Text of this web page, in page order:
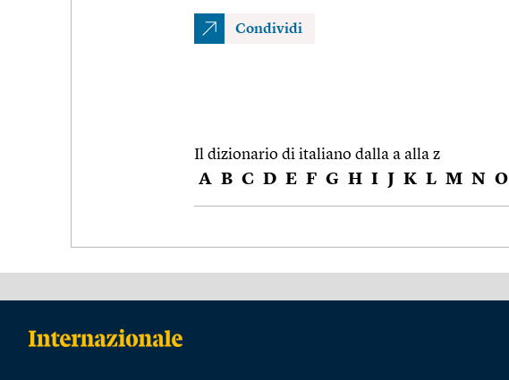
Condividi
Il dizionario di italiano dalla a alla z
A B C D E F G H I J K L M N O